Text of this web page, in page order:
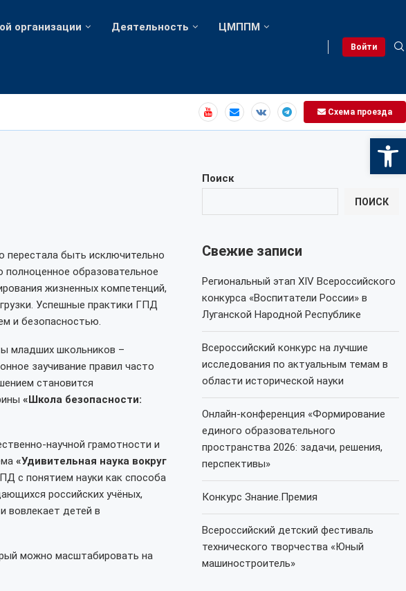
организации Деятельность ЦМППМ
Войти
Схема проезда
перестала быть исключительно
образовательное
жизненных компетенций,
Успешные практики ГПД
и безопасностью.
младших школьников –
заучивание правил часто
становится
«Школа безопасности:
научной грамотности и
«Удивительная наука вокруг
с понятием науки как способа
российских учёных,
вовлекает детей в
можно масштабировать на
Поиск
ПОИСК
Свежие записи
Региональный этап XIV Всероссийского
конкурса «Воспитатели России» в
Луганской Народной Республике
Всероссийский конкурс на лучшие
исследования по актуальным темам в
области исторической науки
Онлайн-конференция «Формирование
единого образовательного
пространства 2026: задачи, решения,
перспективы»
Конкурс Знание.Премия
Всероссийский детский фестиваль
технического творчества «Юный
машиностроитель»